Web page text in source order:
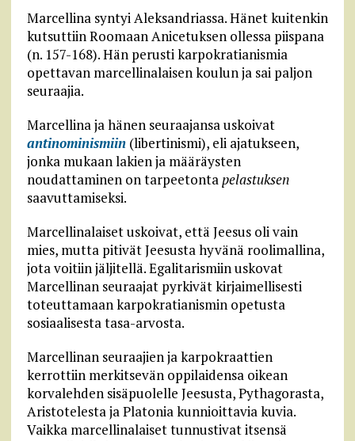
Marcellina syntyi Aleksandriassa. Hänet kuitenkin
kutsuttiin Roomaan Anicetuksen ollessa piispana
(n. 157-168). Hän perusti karpokratianismia
opettavan marcellinalaisen koulun ja sai paljon
seuraajia.
Marcellina ja hänen seuraajansa uskoivat
antinominismiin(libertinismi), eli ajatukseen,
jonka mukaan lakien ja määräysten
noudattaminen on tarpeetontapelastuksen
saavuttamiseksi.
Marcellinalaiset uskoivat, että Jeesus oli vain
mies, mutta pitivät Jeesusta hyvänä roolimallina,
jota voitiin jäljitellä. Egalitarismiin uskovat
Marcellinan seuraajat pyrkivät kirjaimellisesti
toteuttamaan karpokratianismin opetusta
sosiaalisesta tasa-arvosta.
Marcellinan seuraajien ja karpokraattien
kerrottiin merkitsevän oppilaidensa oikean
korvalehden sisäpuolelle Jeesusta, Pythagorasta,
Aristotelesta ja Platonia kunnioittavia kuvia.
Vaikka marcellinalaiset tunnustivat itsensä